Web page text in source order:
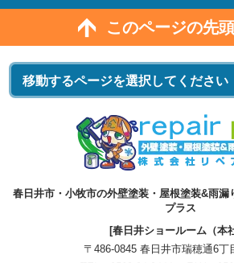
このページの先
春日井市・小牧市の外壁塗装・屋根塗装&雨漏
プラス
[春日井ショールーム（本
〒486-0845 春日井市瑞穂通6丁